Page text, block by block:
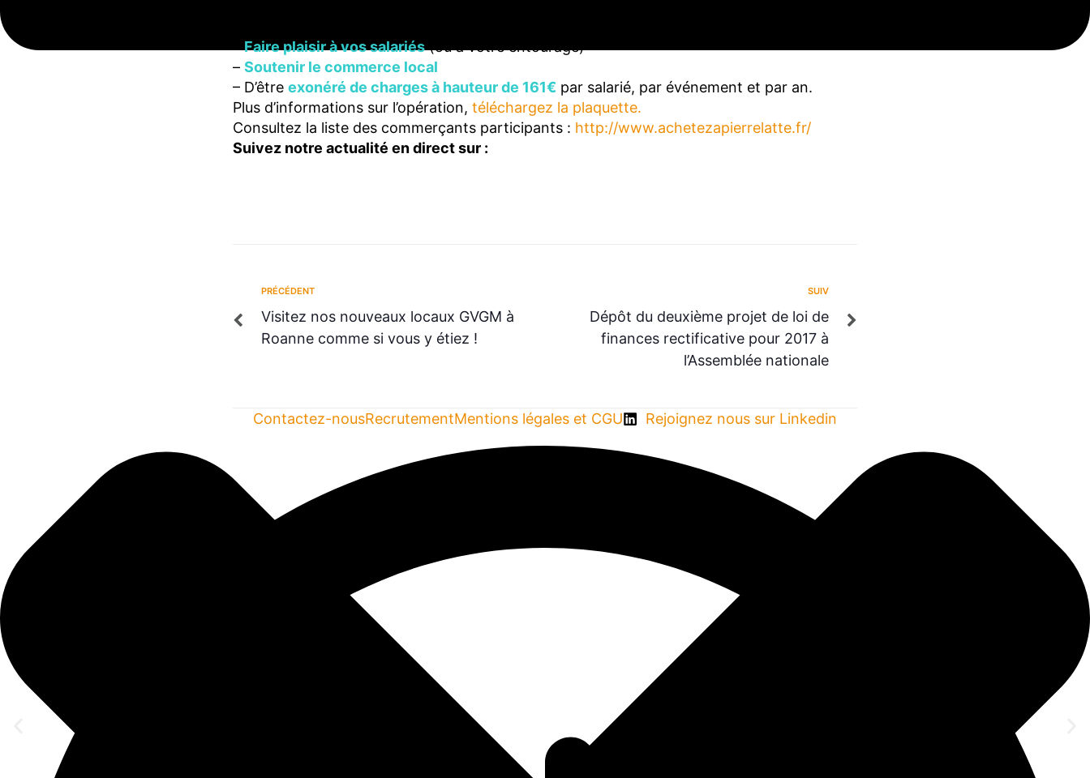
– Faire plaisir à vos salariés(ou à votre entourage)
– Soutenir le commerce local
– D’être exonéré de charges à hauteur de 161€ par salarié, par événement et par an.
Plus d’informations sur l’opération, téléchargez la plaquette.
Consultez la liste des commerçants participants : http://www.achetezapierrelatte.fr/
Suivez notre actualité en direct sur :
Navigation
de
Précédent
PRÉCÉDENT
Visitez nos nouveaux locaux GVGM à
Roanne comme si vous y étiez !
SUIV
Dépôt du deuxième projet de loi de
finances rectificative pour 2017 à
l’Assemblée nationale
Contactez-nousRecrutementMentions légales et CGU Rejoignez nous sur Linkedin